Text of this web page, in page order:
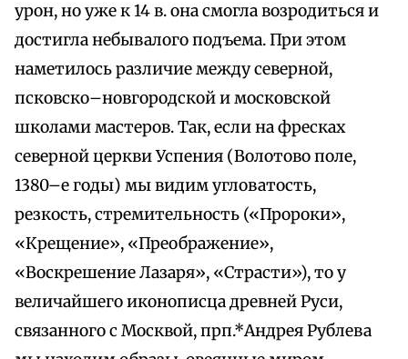
урон, но уже к 14 в. она смогла возродиться и
достигла небывалого подъема. При этом
наметилось различие между северной,
псковско–новгородской и московской
школами мастеров. Так, если на фресках
северной церкви Успения (Волотово поле,
1380–е годы) мы видим угловатость,
резкость, стремительность («Пророки»,
«Крещение», «Преображение»,
«Воскрешение Лазаря», «Страсти»), то у
величайшего иконописца древней Руси,
связанного с Москвой, прп.*Андрея Рублева